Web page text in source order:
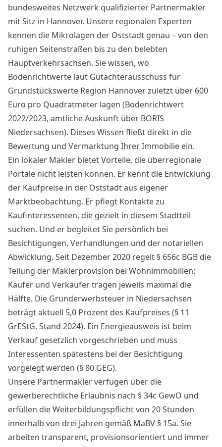
bundesweites Netzwerk qualifizierter Partnermakler
mit Sitz in Hannover. Unsere regionalen Experten
kennen die Mikrolagen der Oststadt genau – von den
ruhigen Seitenstraßen bis zu den belebten
Hauptverkehrsachsen. Sie wissen, wo
Bodenrichtwerte laut Gutachterausschuss für
Grundstückswerte Region Hannover zuletzt über 600
Euro pro Quadratmeter lagen (Bodenrichtwert
2022/2023, amtliche Auskunft über BORIS
Niedersachsen). Dieses Wissen fließt direkt in die
Bewertung und Vermarktung Ihrer Immobilie ein.
Ein lokaler Makler bietet Vorteile, die überregionale
Portale nicht leisten können. Er kennt die Entwicklung
der Kaufpreise in der Oststadt aus eigener
Marktbeobachtung. Er pflegt Kontakte zu
Kaufinteressenten, die gezielt in diesem Stadtteil
suchen. Und er begleitet Sie persönlich bei
Besichtigungen, Verhandlungen und der notariellen
Abwicklung. Seit Dezember 2020 regelt § 656c BGB die
Teilung der Maklerprovision bei Wohnimmobilien:
Käufer und Verkäufer tragen jeweils maximal die
Hälfte. Die Grunderwerbsteuer in Niedersachsen
beträgt aktuell 5,0 Prozent des Kaufpreises (§ 11
GrEStG, Stand 2024). Ein Energieausweis ist beim
Verkauf gesetzlich vorgeschrieben und muss
Interessenten spätestens bei der Besichtigung
vorgelegt werden (§ 80 GEG).
Unsere Partnermakler verfügen über die
gewerberechtliche Erlaubnis nach § 34c GewO und
erfüllen die Weiterbildungspflicht von 20 Stunden
innerhalb von drei Jahren gemäß MaBV § 15a. Sie
arbeiten transparent, provisionsorientiert und immer